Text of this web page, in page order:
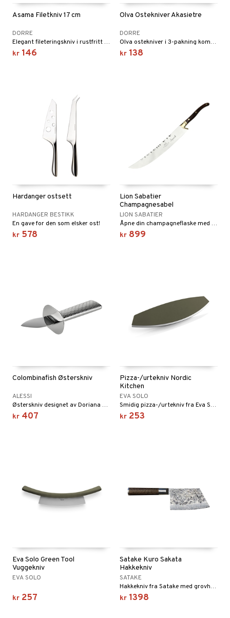
Asama Filetkniv 17 cm
DORRE
Elegant fileteringskniv i rustfritt stål med perfekt balanse og sylskarpt blad.
kr 146
Olva Ostekniver Akasietre
DORRE
Olva ostekniver i 3-pakning kombinerer rustfritt stål med varme akasiahåndtak for en stabil følelse og god balanse.
kr 138
Hardanger ostsett
HARDANGER BESTIKK
En gave for den som elsker ost!
kr 578
Lion Sabatier
Champagnesabel
LION SABATIER
Åpne din champagneflaske med stil!
kr 899
Colombinafish Østerskniv
ALESSI
Østerskniv designet av Doriana e Massimiliano Fuksas.
kr 407
Pizza-/urtekniv Nordic
Kitchen
EVA SOLO
Smidig pizza-/urtekniv fra Eva Solo.
kr 253
Eva Solo Green Tool
Vuggekniv
EVA SOLO
kr 257
Satake Kuro Sakata
Hakkekniv
SATAKE
Hakkekniv fra Satake med grovhamret knivblad.
kr 1398